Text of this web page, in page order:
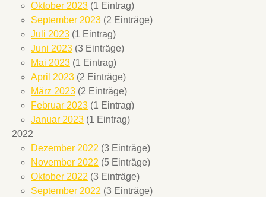
Oktober 2023 (1 Eintrag)
September 2023 (2 Einträge)
Juli 2023 (1 Eintrag)
Juni 2023 (3 Einträge)
Mai 2023 (1 Eintrag)
April 2023 (2 Einträge)
März 2023 (2 Einträge)
Februar 2023 (1 Eintrag)
Januar 2023 (1 Eintrag)
2022
Dezember 2022 (3 Einträge)
November 2022 (5 Einträge)
Oktober 2022 (3 Einträge)
September 2022 (3 Einträge)